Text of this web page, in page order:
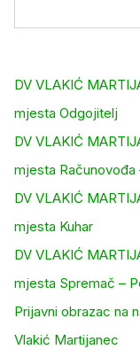
DV VLAKIĆ
mjesta Odgojitelj
DV VLAKIĆ
mjesta Računovođa
DV VLAKIĆ
mjesta Kuhar
DV VLAKIĆ
mjesta Spremač –
Prijavni obrazac na
Vlakić Martijanec